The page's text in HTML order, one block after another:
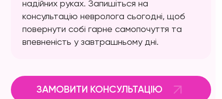
надійних руках. Запишіться на
консультацію невролога сьогодні, щоб
повернути собі гарне самопочуття та
впевненість у завтрашньому дні.
ЗАМОВИТИ КОНСУЛЬТАЦІЮ